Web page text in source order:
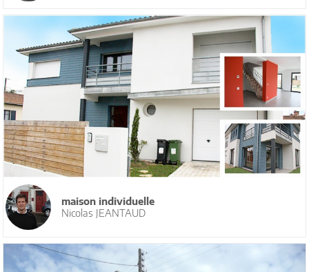
maison individuelle
Nicolas JEANTAUD